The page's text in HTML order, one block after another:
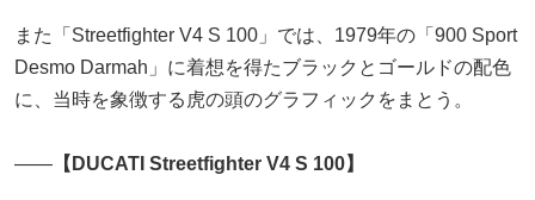
また「Streetfighter V4 S 100」では、1979年の「900 Sport
Desmo Darmah」に着想を得たブラックとゴールドの配色
に、当時を象徴する虎の頭のグラフィックをまとう。
―― 【DUCATI Streetfighter V4 S 100】